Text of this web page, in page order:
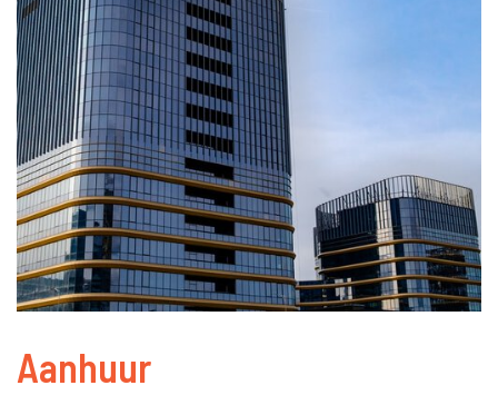
Bedrijfsaanbod
Aanhuur
Verkoop
Verhuur
Beheer
Beleggingstransacties
Taxatie
Over ons
Aanhuur